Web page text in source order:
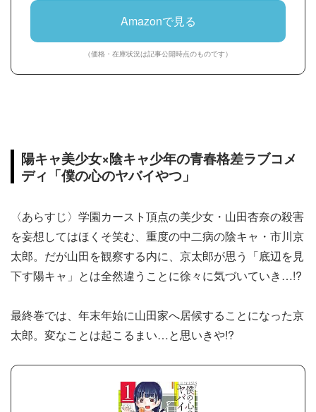
Amazonで見る
（価格・在庫状況は記事公開時点のものです）
陽キャ美少女×陰キャ少年の青春格差ラブコメ
ディ「僕の心のヤバイやつ」
〈あらすじ〉学園カースト頂点の美少女・山田杏奈の殺害
を妄想してはほくそ笑む、重度の中二病の陰キャ・市川京
太郎。だが山田を観察する内に、京太郎が思う「底辺を見
下す陽キャ」とは全然違うことに徐々に気づいていき…!?
最終巻では、年末年始に山田家へ居候することになった京
太郎。変なことは起こるまい…と思いきや!?